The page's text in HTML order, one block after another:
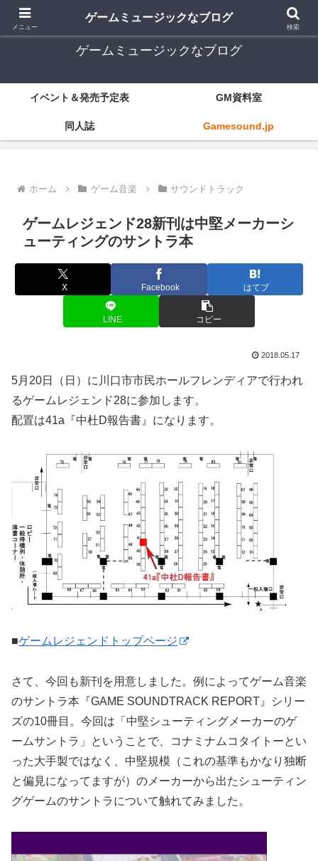
ゲーム音楽とレトロゲー中心
ゲームミュージックなブログ
イベント＆発売予定表 GM資料室
同人誌 Gamesound.jp
ホーム ゲーム音楽 サウンドトラック
ゲームレジェンド28新刊は中堅メーカーシ
ューティングのサントラ本
X Facebook はてブ
LINE コピー
2018.05.17
5月20日（日）に川口市市民ホールフレンディアで行われ
るゲームレジェンド28に参加します。
配置は41a『中杜D報告書』になります。
■ゲームレジェンドトップページ
さて、今回も新刊を用意しました。例によってゲーム音楽
のサントラ本『GAME SOUNDTRACK REPORT』シリー
ズの10冊目。今回は「中堅シューティングメーカーのゲ
ームサントラ」ということで、コナミナムコタイトーとい
った大手製ではなく、中堅規模（これの基準もかなり独断
と偏見になってますが）のメーカーから出たシューティン
グゲームのサントラについて触れてみました。
メニュー
ゲームミュージックなブログ
検索